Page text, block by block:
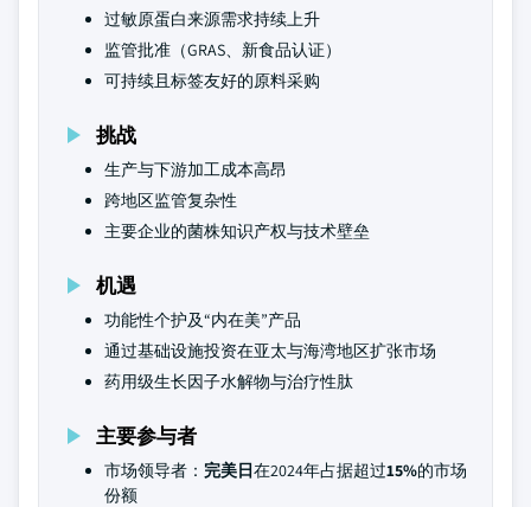
过敏原蛋白来源需求持续上升
监管批准（GRAS、新食品认证）
可持续且标签友好的原料采购
挑战
生产与下游加工成本高昂
跨地区监管复杂性
主要企业的菌株知识产权与技术壁垒
机遇
功能性个护及“内在美”产品
通过基础设施投资在亚太与海湾地区扩张市场
药用级生长因子水解物与治疗性肽
主要参与者
市场领导者： 完美日在2024年占据超过15%的市场
份额